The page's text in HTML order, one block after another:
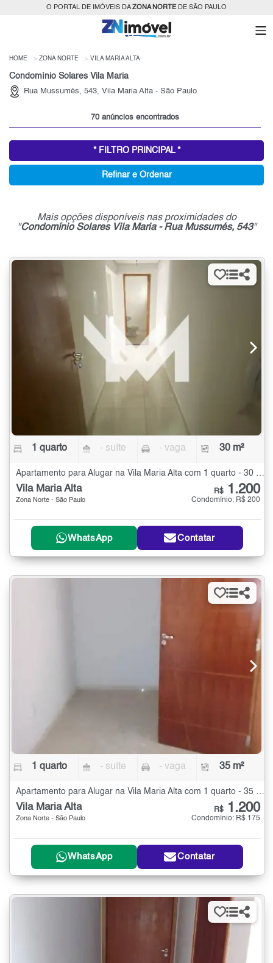
O PORTAL DE IMÓVEIS DAZONA NORTEDE SÃO PAULO
HOME ZONA NORTE VILA MARIA ALTA
Condomínio Solares Vila Maria
Rua Mussumés, 543, Vila Maria Alta - São Paulo
70 anúncios encontrados
* FILTRO PRINCIPAL *
Refinar e Ordenar
Mais opções disponíveis nas proximidades do
"Condomínio Solares Vila Maria - Rua Mussumés, 543"
1 quarto - suíte - vaga 30 m²
Apartamento para Alugar na Vila Maria Alta com 1 quarto - 30 m²
Vila Maria Alta
Zona Norte - São Paulo
R$ 1.200
Condomínio: R$ 200
WhatsApp Contatar
1 quarto - suíte - vaga 35 m²
Apartamento para Alugar na Vila Maria Alta com 1 quarto - 35 m²
Vila Maria Alta
Zona Norte - São Paulo
R$ 1.200
Condomínio: R$ 175
WhatsApp Contatar